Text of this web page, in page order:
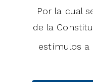
Por la cual
de la
estímulos a